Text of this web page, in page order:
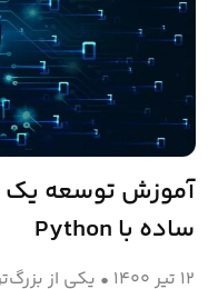
آموزش توسعه یک
ساده با Python
۱۲ تیر ۱۴۰۰ • یکی از